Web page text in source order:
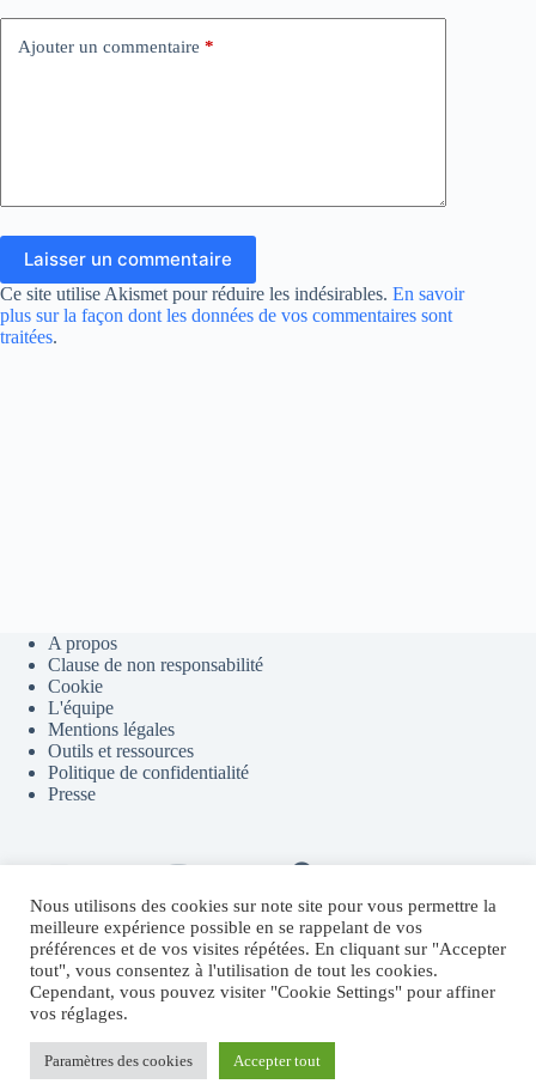
Ajouter un commentaire *
Laisser un commentaire
Ce site utilise Akismet pour réduire les indésirables. En savoir
plus sur la façon dont les données de vos commentaires sont
traitées.
A propos
Clause de non responsabilité
Cookie
L'équipe
Mentions légales
Outils et ressources
Politique de confidentialité
Presse
Discord
Flux RSS
Sites partenaires
Fructify.io
Revenu Crypto Passif
Systeme.io
Nous utilisons des cookies sur note site pour vous permettre la
meilleure expérience possible en se rappelant de vos
préférences et de vos visites répétées. En cliquant sur "Accepter
tout", vous consentez à l'utilisation de tout les cookies.
Cependant, vous pouvez visiter "Cookie Settings" pour affiner
vos réglages.
Paramètres des cookies Accepter tout